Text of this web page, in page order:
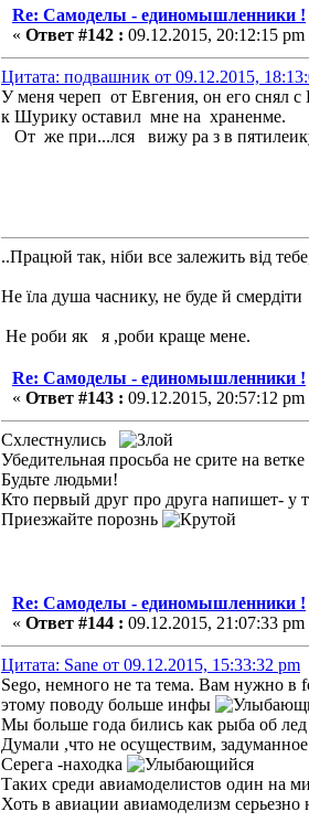
Re: Самоделы - единомышленники !
« Ответ #142 : 09.12.2015, 20:12:15 pm
Цитата: подвашник от 09.12.2015,
У меня череп от Евгения, он его снял
к Шурику оставил мне на храненме.
От же при...лся вижу ра з в
..Працюй так, ніби все залежить від
Не їла душа часнику, не буде й смердіти
Не роби як я ,роби краще мене.
Re: Самоделы - единомышленники !
« Ответ #143 : 09.12.2015, 20:57:12 pm
Схлестнулись
Убедительная просьба не срите на ветке
Будьте людьми!
Кто первый друг про друга напишет- у
Приезжайте порознь
Re: Самоделы - единомышленники !
« Ответ #144 : 09.12.2015, 21:07:33 pm
Цитата: Sane от 09.12.2015, 15:33:32 pm
Sego, немного не та тема. Вам нужно в
этому поводу больше инфы
Мы больше года бились как рыба об
Думали ,что не осуществим,
Серега -находка
Таких среди авиамоделистов один на
Хоть в авиации авиамоделизм